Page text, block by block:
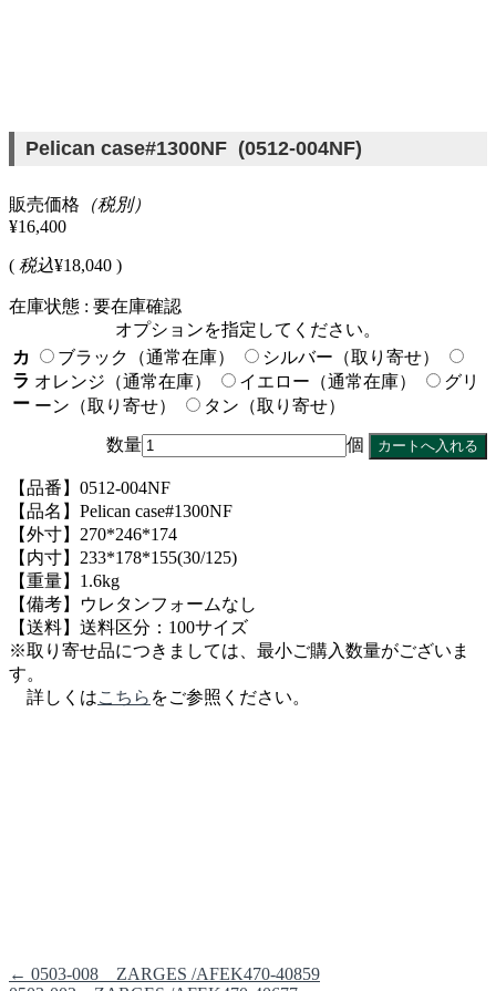
Pelican case#1300NF (0512-004NF)
販売価格 （税別）
¥16,400
( 税込¥18,040 )
在庫状態 : 要在庫確認
オプションを指定してください。
カ
ラ
ー
ブラック（通常在庫）
シルバー（取り寄せ）
オレンジ（通常在庫）
イエロー（通常在庫）
グリ
ーン（取り寄せ）
タン（取り寄せ）
数量 個
【品番】0512-004NF
【品名】Pelican case#1300NF
【外寸】270*246*174
【内寸】233*178*155(30/125)
【重量】1.6kg
【備考】ウレタンフォームなし
【送料】送料区分：100サイズ
※取り寄せ品につきましては、最小ご購入数量がございま
す。
詳しくはこちら をご参照ください。
← 0503-008 ZARGES /AFEK470-40859